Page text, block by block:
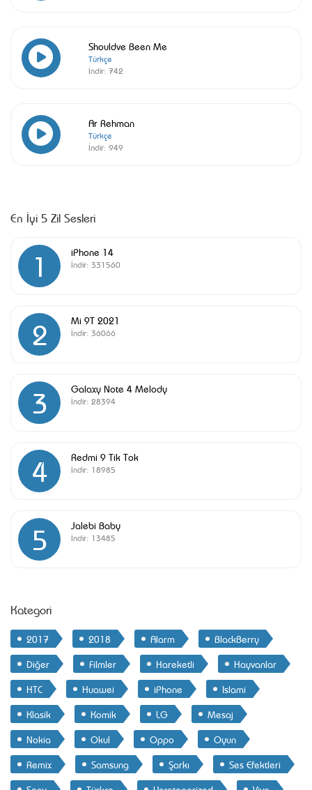
Shouldve Been Me
Türkçe
İndir: 742
Ar Rehman
Türkçe
İndir: 949
En İyi 5 Zil Sesleri
1 iPhone 14
İndir: 331560
2 Mi 9T 2021
İndir: 36066
3 Galaxy Note 4 Melody
İndir: 28394
4 Redmi 9 Tik Tok
İndir: 18985
5 Jalebi Baby
İndir: 13485
Kategori
2017 2018 Alarm
BlackBerry
Diğer
Filmler Hareketli
Hayvanlar
HTC
Huawei iPhone
Islami
Klasik
Komik LG
Mesaj
Nokia
Okul Oppo
Oyun
Remix
Samsung Şarkı
Ses Efektleri